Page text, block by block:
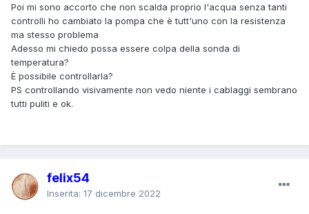
Poi mi sono accorto che non scalda proprio l'acqua senza tanti
controlli ho cambiato la pompa che è tutt'uno con la resistenza
ma stesso problema
Adesso mi chiedo possa essere colpa della sonda di
temperatura?
È possibile controllarla?
PS controllando visivamente non vedo niente i cablaggi sembrano
tutti puliti e ok.
felix54
Inserita: 17 dicembre 2022